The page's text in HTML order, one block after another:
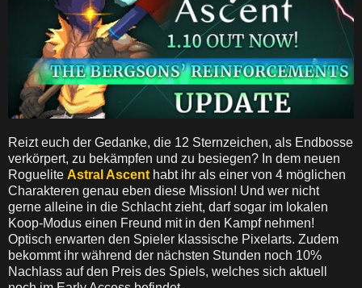
Reizt euch der Gedanke, die 12 Sternzeichen, als Endbosse
verkörpert, zu bekämpfen und zu besiegen? In dem neuen
Roguelite Astral Ascent habt ihr als einer von 4 möglichen
Charakteren genau eben diese Mission! Und wer nicht
gerne alleine in die Schlacht zieht, darf sogar im lokalen
Koop-Modus einen Freund mit in den Kampf nehmen!
Optisch erwarten den Spieler klassische Pixelarts. Zudem
bekommt ihr während der nächsten Stunden noch 10%
Nachlass auf den Preis des Spiels, welches sich aktuell